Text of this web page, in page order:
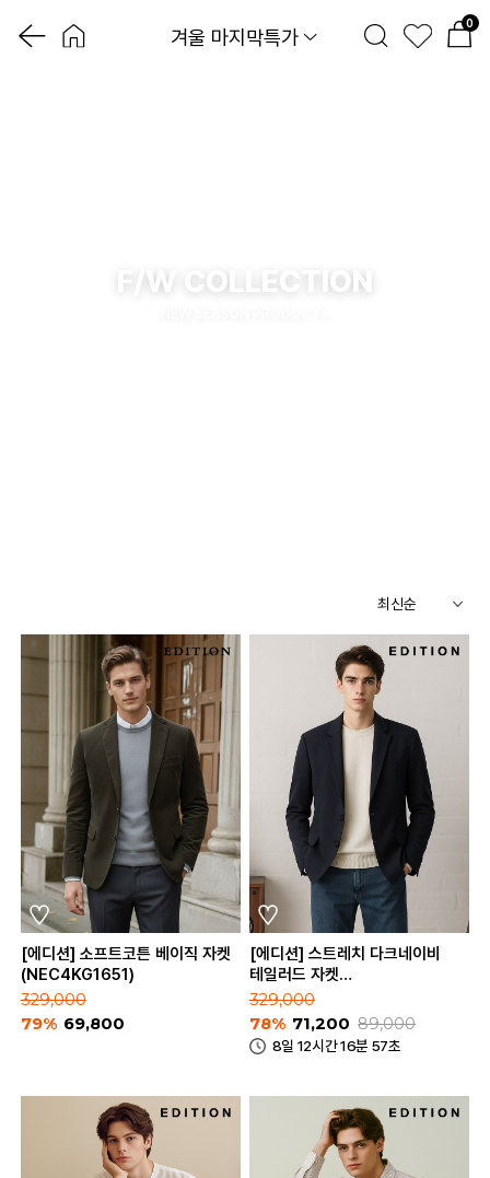
0
겨울 마지막특가
F/W COLLECTION
[에디션] 소프트코튼 베이직 자켓
(NEC4KG1651)
329,000
79% 69,800
[에디션] 스트레치 다크네이비
테일러드 자켓
(NED3KG1652_DNV)
329,000
78% 71,200 89,000
8일 12시간 16분 57초